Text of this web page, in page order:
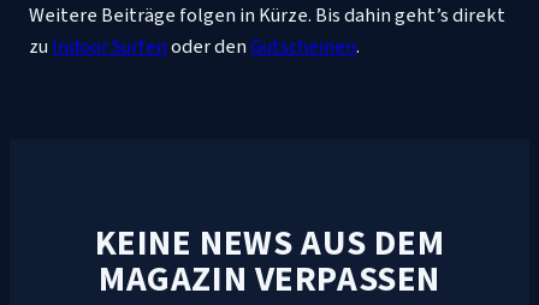
Weitere Beiträge folgen in Kürze. Bis dahin geht’s direkt
zu Indoor Surfenoder denGutscheinen.
KEINE NEWS AUS DEM
MAGAZIN VERPASSEN